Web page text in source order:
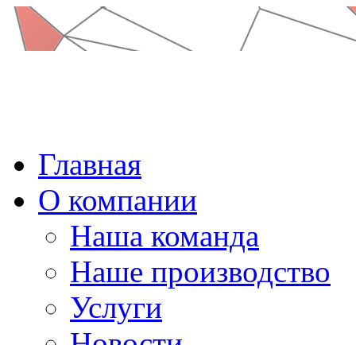
Главная
О компании
Наша команда
Наше производство
Услуги